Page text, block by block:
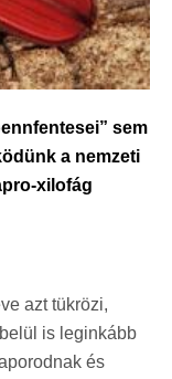
sem
a nemzeti
xilofág
azt tükrözi,
is leginkább
és